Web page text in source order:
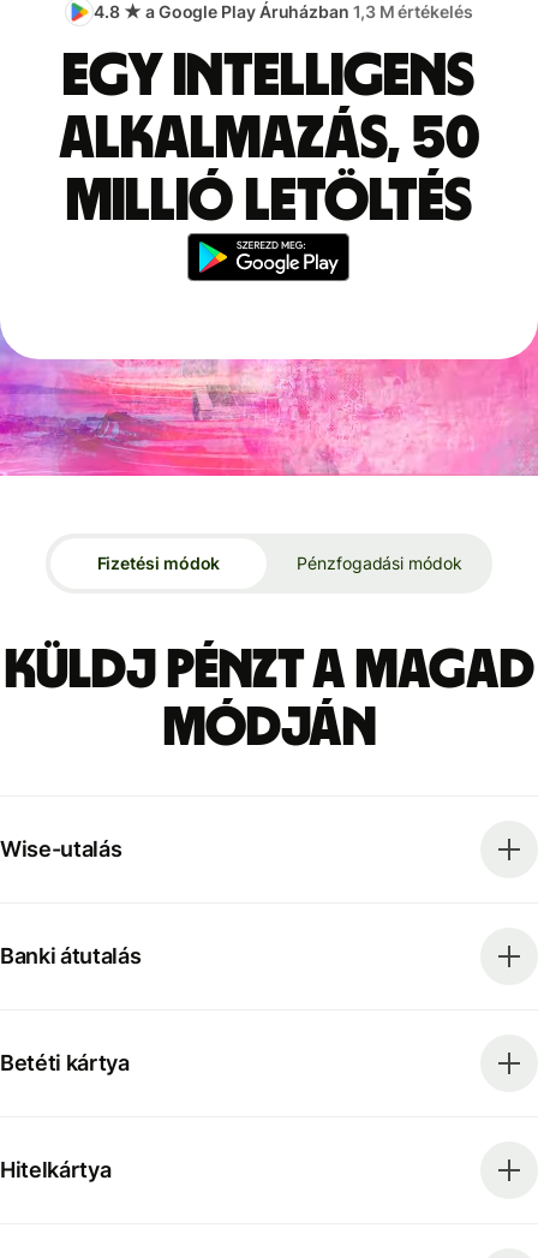
4.8 ★ a Google Play Áruházban 1,3 M értékelés
Egy intelligens
alkalmazás, 50
millió letöltés
Fizetési módok Pénzfogadási módok
Küldj pénzt a magad
módján
Wise-utalás
Banki átutalás
Betéti kártya
Hitelkártya